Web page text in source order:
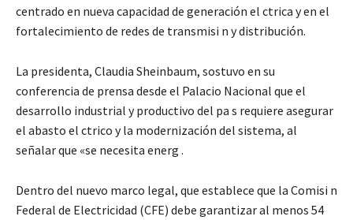
centrado en nueva capacidad de generación el ctrica y en el
fortalecimiento de redes de transmisi n y distribución.
La presidenta, Claudia Sheinbaum, sostuvo en su
conferencia de prensa desde el Palacio Nacional que el
desarrollo industrial y productivo del pa s requiere asegurar
el abasto el ctrico y la modernización del sistema, al
señalar que «se necesita energ .
Dentro del nuevo marco legal, que establece que la Comisi n
Federal de Electricidad (CFE) debe garantizar al menos 54